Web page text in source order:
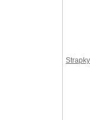
Strapky